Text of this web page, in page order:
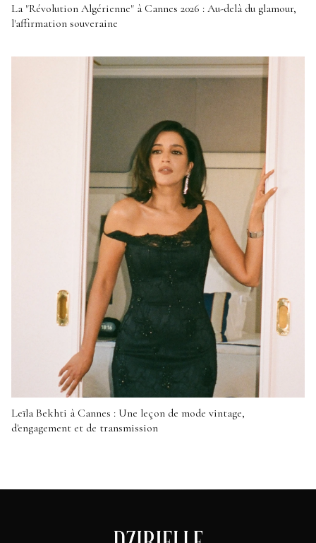
La "Révolution Algérienne" à Cannes 2026 : Au-delà du glamour,
l'affirmation souveraine
Leïla Bekhti à Cannes : Une leçon de mode vintage,
d'engagement et de transmission